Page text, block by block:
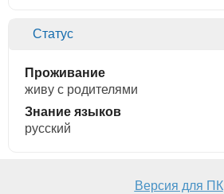
Статус
Проживание
живу с родителями
Знание языков
русский
Версия для ПК